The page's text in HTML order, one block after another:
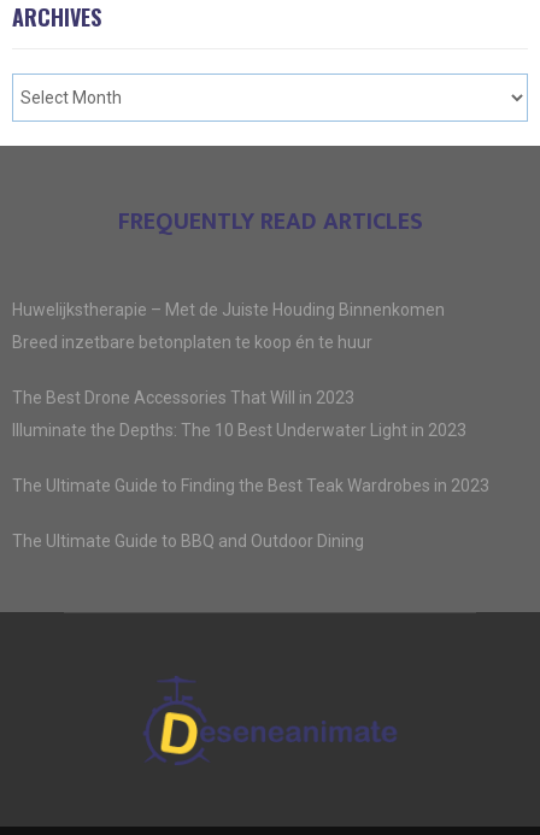
ARCHIVES
FREQUENTLY READ ARTICLES
Huwelijkstherapie – Met de Juiste Houding Binnenkomen
Breed inzetbare betonplaten te koop én te huur
The Best Drone Accessories That Will in 2023
Illuminate the Depths: The 10 Best Underwater Light in 2023
The Ultimate Guide to Finding the Best Teak Wardrobes in 2023
The Ultimate Guide to BBQ and Outdoor Dining